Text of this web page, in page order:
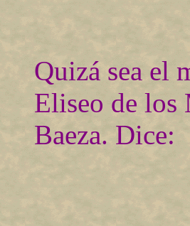
Quizá sea el
Eliseo de los
Baeza. Dice: